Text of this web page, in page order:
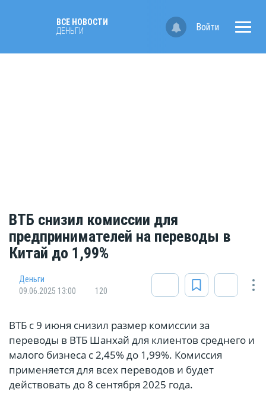
ВСЕ НОВОСТИ
ДЕНЬГИ
Войти
ВТБ снизил комиссии для
предпринимателей на переводы в
Китай до 1,99%
Деньги
09.06.2025 13:00
120
ВТБ с 9 июня снизил размер комиссии за
переводы в ВТБ Шанхай для клиентов среднего и
малого бизнеса с 2,45% до 1,99%. Комиссия
применяется для всех переводов и будет
действовать до 8 сентября 2025 года.